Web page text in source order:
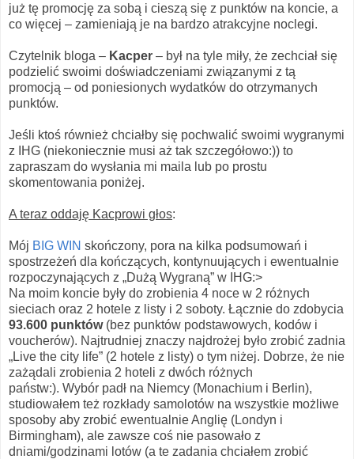
już tę promocję za sobą i cieszą się z punktów na koncie, a
co więcej – zamieniają je na bardzo atrakcyjne noclegi.
Czytelnik bloga – Kacper – był na tyle miły, że zechciał się
podzielić swoimi doświadczeniami związanymi z tą
promocją – od poniesionych wydatków do otrzymanych
punktów.
Jeśli ktoś również chciałby się pochwalić swoimi wygranymi
z IHG (niekoniecznie musi aż tak szczegółowo:)) to
zapraszam do wysłania mi maila lub po prostu
skomentowania poniżej.
A teraz oddaję Kacprowi głos:
Mój BIG WIN skończony, pora na kilka podsumowań i
spostrzeżeń dla kończących, kontynuujących i ewentualnie
rozpoczynających z „Dużą Wygraną” w IHG:>
Na moim koncie były do zrobienia 4 noce w 2 różnych
sieciach oraz 2 hotele z listy i 2 soboty. Łącznie do zdobycia
93.600 punktów(bez punktów podstawowych, kodów i
voucherów). Najtrudniej znaczy najdrożej było zrobić zadnia
„Live the city life” (2 hotele z listy) o tym niżej. Dobrze, że nie
zażądali zrobienia 2 hoteli z dwóch różnych
państw:). Wybór padł na Niemcy (Monachium i Berlin),
studiowałem też rozkłady samolotów na wszystkie możliwe
sposoby aby zrobić ewentualnie Anglię (Londyn i
Birmingham), ale zawsze coś nie pasowało z
dniami/godzinami lotów (a te zadania chciałem zrobić